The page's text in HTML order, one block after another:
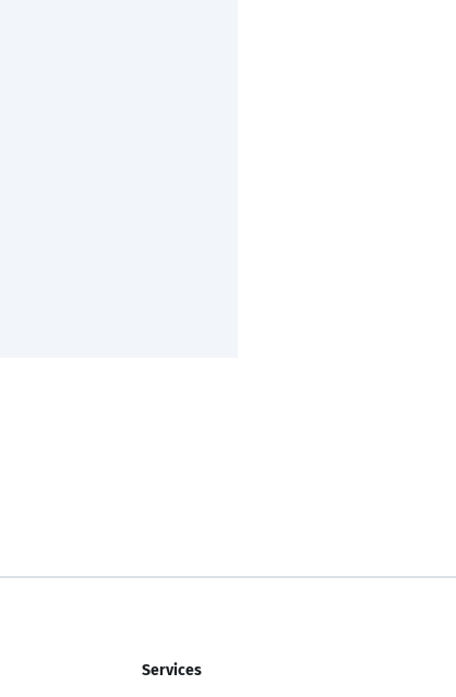
Services